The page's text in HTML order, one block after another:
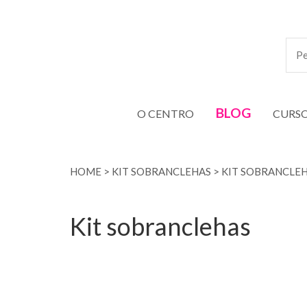
O CENTRO BLOG
HOME > KIT SOBRANCLEHAS > KIT
Kit sobranclehas